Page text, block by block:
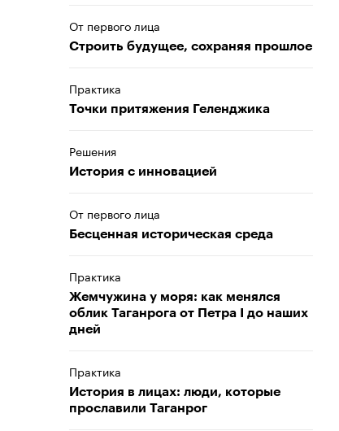
От первого лица
Строить будущее, сохраняя прошлое
Практика
Точки притяжения Геленджика
Решения
История с инновацией
От первого лица
Бесценная историческая среда
Практика
Жемчужина у моря: как менялся
облик Таганрога от Петра I до наших
дней
Практика
История в лицах: люди, которые
прославили Таганрог